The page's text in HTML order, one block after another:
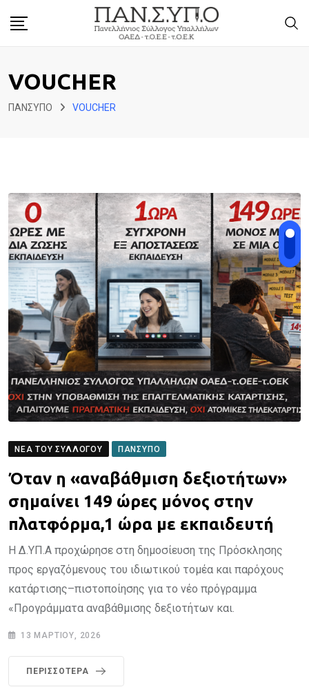
VOUCHER
ΠΑΝΣΥΠΟ VOUCHER
ΝΈΑ ΤΟΥ ΣΥΛΛΌΓΟΥ ΠΑΝΣΥΠΟ
Όταν η «αναβάθμιση δεξιοτήτων»
σημαίνει 149 ώρες μόνος στην
πλατφόρμα,1 ώρα με εκπαιδευτή
Η Δ.ΥΠ.Α προχώρησε στη δημοσίευση της Πρόσκλησης
προς εργαζόμενους του ιδιωτικού τομέα και παρόχους
κατάρτισης–πιστοποίησης για το νέο πρόγραμμα
«Προγράμματα αναβάθμισης δεξιοτήτων και.
13 ΜΑΡΤΊΟΥ, 2026
ΠΕΡΙΣΣΌΤΕΡΑ